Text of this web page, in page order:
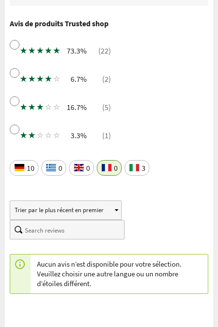
Avis de produits Trusted shop
★ ★ ★ ★ ★ 73.3% (22)
★ ★ ★ ★ ☆ 6.7% (2)
★ ★ ★ ☆ ☆ 16.7% (5)
★ ★ ☆ ☆ ☆ 3.3% (1)
10 0 0 0 3
Aucun avis n’est disponible pour votre sélection.
Veuillez choisir une autre langue ou un nombre
d’étoiles différent.